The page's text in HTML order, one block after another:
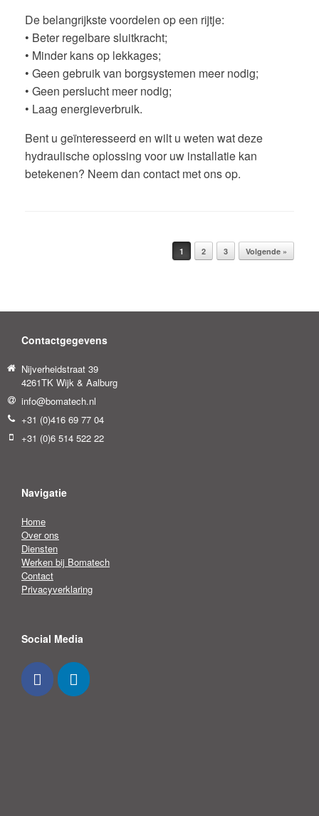
De belangrijkste voordelen op een rijtje:
• Beter regelbare sluitkracht;
• Minder kans op lekkages;
• Geen gebruik van borgsystemen meer nodig;
• Geen perslucht meer nodig;
• Laag energieverbruik.
Bent u geïnteresseerd en wilt u weten wat deze
hydraulische oplossing voor uw installatie kan
betekenen? Neem dan contact met ons op.
1 2 3 Volgende »
Contactgegevens
Nijverheidstraat 39
4261TK Wijk & Aalburg
info@bomatech.nl
+31 (0)416 69 77 04
+31 (0)6 514 522 22
Navigatie
Home
Over ons
Diensten
Werken bij Bomatech
Contact
Privacyverklaring
Social Media